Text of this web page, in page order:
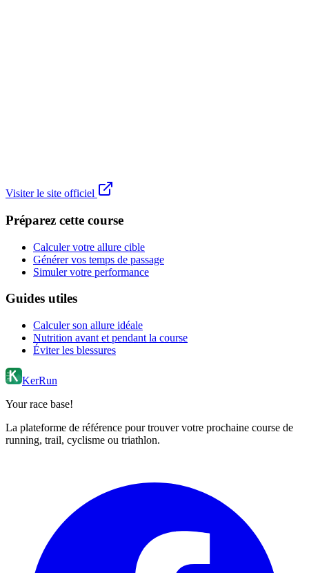
Visiter le site officiel
Préparez cette course
Calculer votre allure cible
Générer vos temps de passage
Simuler votre performance
Guides utiles
Calculer son allure idéale
Nutrition avant et pendant la course
Éviter les blessures
KerRun
Your race base!
La plateforme de référence pour trouver votre prochaine course de
running, trail, cyclisme ou triathlon.